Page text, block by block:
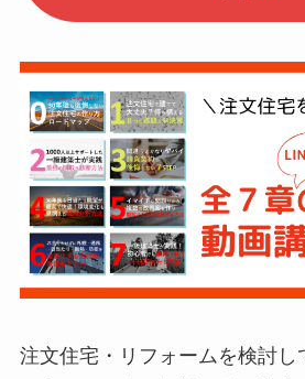
注文住宅・リフォームを検討し